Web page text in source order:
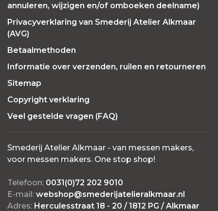
annuleren, wijzigen en/of omboeken deelname)
Privacyverklaring van Smederij Atelier Alkmaar
(AVG)
Betaalmethoden
Informatie over verzenden, ruilen en retourneren
Sitemap
Copyright verklaring
Veel gestelde vragen (FAQ)
Smederij Atelier Alkmaar - van messen makers,
voor messen makers. One stop shop!
Telefoon: 0031(0)72 202 9010
E-mail: webshop@smederijatelieralkmaar.nl
Adres: Herculesstraat 18 - 20 / 1812 PG / Alkmaar